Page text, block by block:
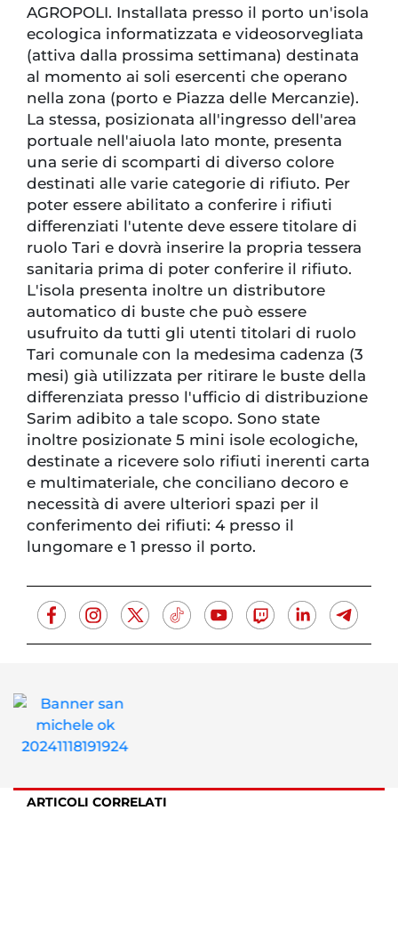
AGROPOLI. Installata presso il porto un'isola
ecologica informatizzata e videosorvegliata
(attiva dalla prossima settimana) destinata
al momento ai soli esercenti che operano
nella zona (porto e Piazza delle Mercanzie).
La stessa, posizionata all'ingresso dell'area
portuale nell'aiuola lato monte, presenta
una serie di scomparti di diverso colore
destinati alle varie categorie di rifiuto. Per
poter essere abilitato a conferire i rifiuti
differenziati l'utente deve essere titolare di
ruolo Tari e dovrà inserire la propria tessera
sanitaria prima di poter conferire il rifiuto.
L'isola presenta inoltre un distributore
automatico di buste che può essere
usufruito da tutti gli utenti titolari di ruolo
Tari comunale con la medesima cadenza (3
mesi) già utilizzata per ritirare le buste della
differenziata presso l'ufficio di distribuzione
Sarim adibito a tale scopo. Sono state
inoltre posizionate 5 mini isole ecologiche,
destinate a ricevere solo rifiuti inerenti carta
e multimateriale, che conciliano decoro e
necessità di avere ulteriori spazi per il
conferimento dei rifiuti: 4 presso il
lungomare e 1 presso il porto.
ARTICOLI CORRELATI